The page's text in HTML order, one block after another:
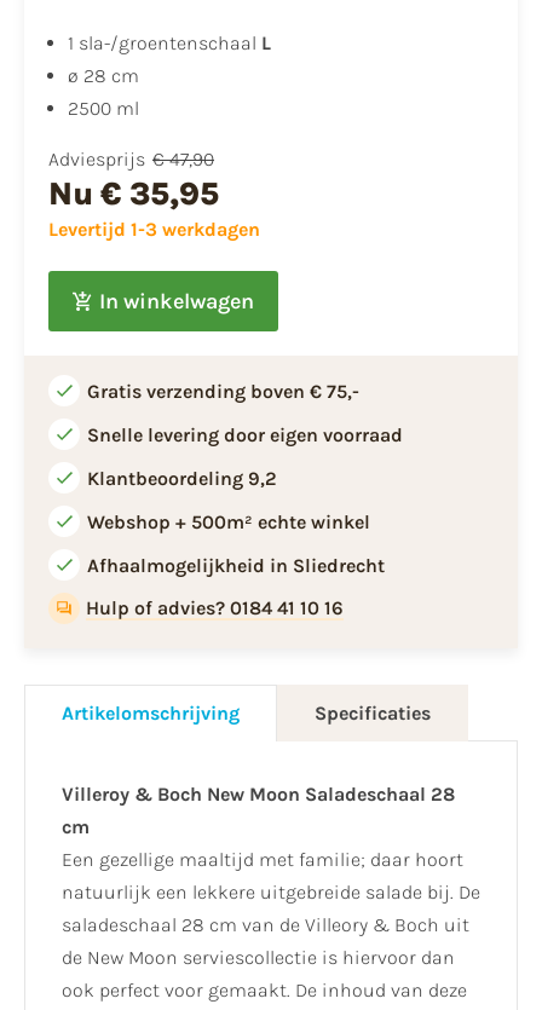
1 sla-/groentenschaal L
ø 28 cm
2500 ml
Adviesprijs € 47,90
Nu € 35,95
Levertijd 1-3 werkdagen
In winkelwagen
Gratis verzending boven € 75,-
Snelle levering door eigen voorraad
Klantbeoordeling 9,2
Webshop + 500m² echte winkel
Afhaalmogelijkheid in Sliedrecht
Hulp of advies? 0184 41 10 16
Artikelomschrijving Specificaties
Villeroy & Boch New Moon Saladeschaal 28
cm
Een gezellige maaltijd met familie; daar hoort
natuurlijk een lekkere uitgebreide salade bij. De
saladeschaal 28 cm van de Villeory & Boch uit
de New Moon serviescollectie is hiervoor dan
ook perfect voor gemaakt. De inhoud van deze